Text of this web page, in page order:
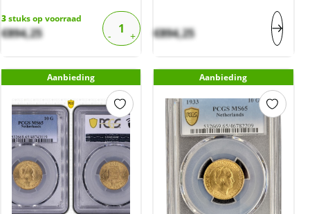
3stuks op voorraad
€894,25 €894,25
Aanbieding Aanbieding